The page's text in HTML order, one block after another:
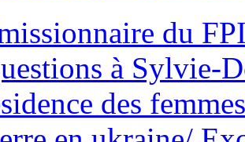
du
à Sylvie-
des